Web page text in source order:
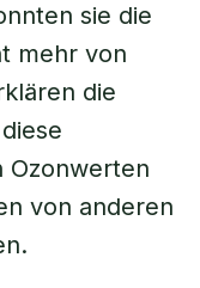
sie die
mehr von
die
Ozonwerten
von anderen